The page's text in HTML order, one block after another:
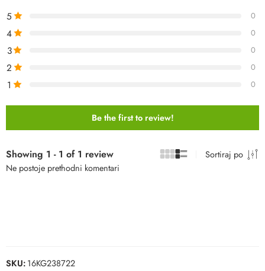
5 0
4 0
3 0
2 0
1 0
Be the first to review!
Showing 1 - 1 of 1 review
Sortiraj po
Ne postoje prethodni komentari
SKU:16KG238722